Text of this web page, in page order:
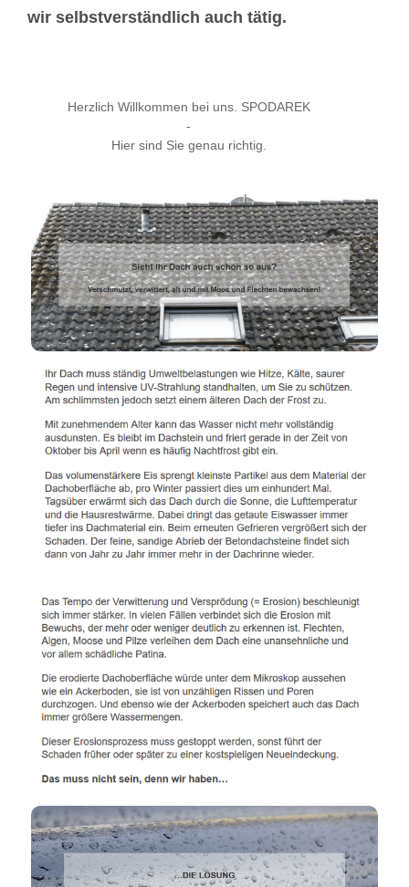
wir selbstverständlich auch tätig.
Herzlich Willkommen bei uns. SPODAREK
-
Hier sind Sie genau richtig.